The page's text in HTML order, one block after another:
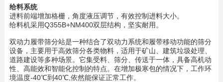
给料系统
进料前端增加格栅，角度液压调节，有效控制进料大小。
给料机采用Q355B+NM400双层结构，坚实耐用。
双动力履带筛分站是一种结合了双动力系统和履带移动功能的筛分
设备，主要用于高效筛分各类物料，适用于矿山、建筑垃圾处理、
道路建设等多种场景。它集受料、筛分、传送于一体，具备高机动
性、高能效和智能化控制的特点。在增加极寒包的情况下，工作环
境温度-40℃到40℃,依然能保证正常工作。